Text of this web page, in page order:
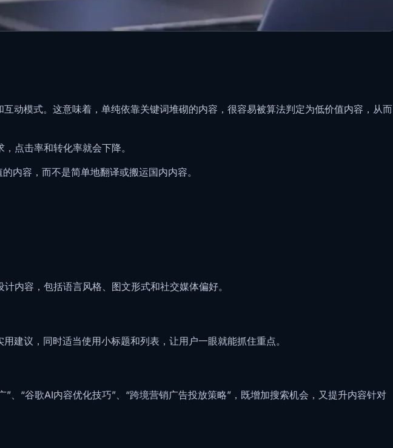
动模式。这意味着，单纯依靠关键词堆砌的内容，很容易被算法判定为低价值内容，从而
点击率和转化率就会下降。
内容，而不是简单地翻译或搬运国内内容。
内容，包括语言风格、图文形式和社交媒体偏好。
建议，同时适当使用小标题和列表，让用户一眼就能抓住重点。
、“谷歌AI内容优化技巧”、“跨境营销广告投放策略”，既增加搜索机会，又提升内容针对